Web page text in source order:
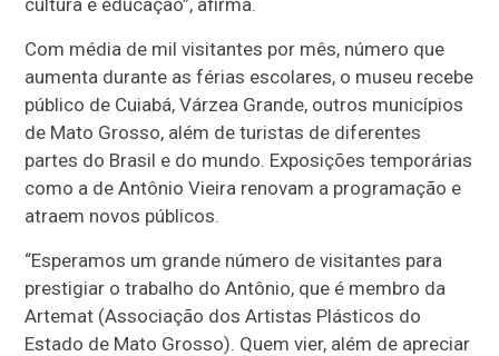
Com média de mil visitantes por mês, número que
aumenta durante as férias escolares, o museu recebe
público de Cuiabá, Várzea Grande, outros municípios
de Mato Grosso, além de turistas de diferentes
partes do Brasil e do mundo. Exposições temporárias
como a de Antônio Vieira renovam a programação e
atraem novos públicos.
“Esperamos um grande número de visitantes para
prestigiar o trabalho do Antônio, que é membro da
Artemat (Associação dos Artistas Plásticos do
Estado de Mato Grosso). Quem vier, além de apreciar